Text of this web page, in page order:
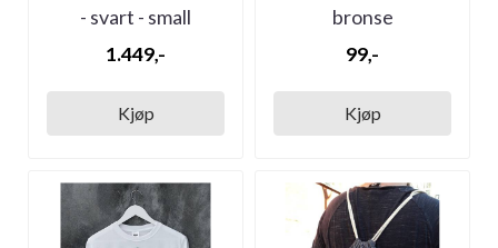
- svart - small
1.449,-
Kjøp
bronse
99,-
Kjøp